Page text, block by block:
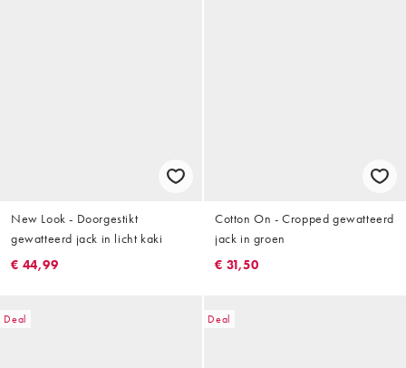
New Look - Doorgestikt
gewatteerd jack in licht kaki
€ 44,99
Cotton On - Cropped gewatteerd
jack in groen
€ 31,50
Deal Deal